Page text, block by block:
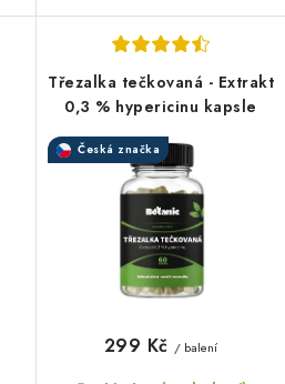
Třezalka tečkovaná - Extrakt
0,3 % hypericinu kapsle
Česká značka
299 Kč / balení